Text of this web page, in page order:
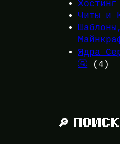
Читы и
Ядра
🚰 (4)
🔎